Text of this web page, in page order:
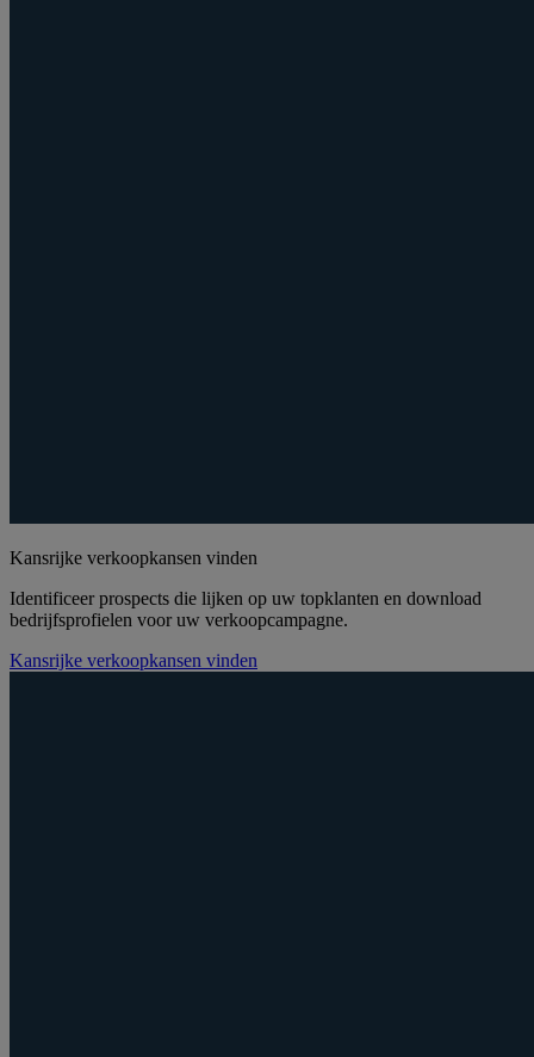
Kansrijke verkoopkansen vinden
Identificeer prospects die lijken op uw topklanten en download
bedrijfsprofielen voor uw verkoopcampagne.
Kansrijke verkoopkansen vinden